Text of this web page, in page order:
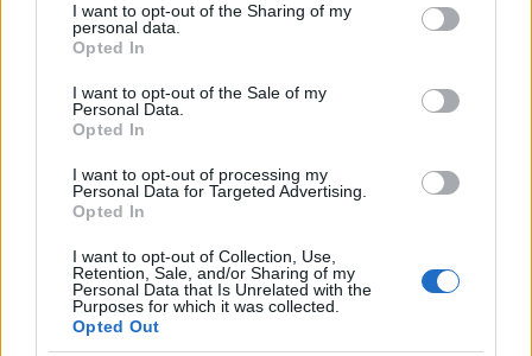
not limited to your visit or usage behaviour. You may click to
grant or deny consent to Google and its third-party tags to
use your data for below specified purposes in below Google
consent section.
I want to opt-out of the Sharing of my
personal data.
Opted In
I want to opt-out of the Sale of my
Personal Data.
Opted In
I want to opt-out of processing my
Personal Data for Targeted Advertising.
Opted In
I want to opt-out of Collection, Use,
Retention, Sale, and/or Sharing of my
Personal Data that Is Unrelated with the
Purposes for which it was collected.
Opted Out